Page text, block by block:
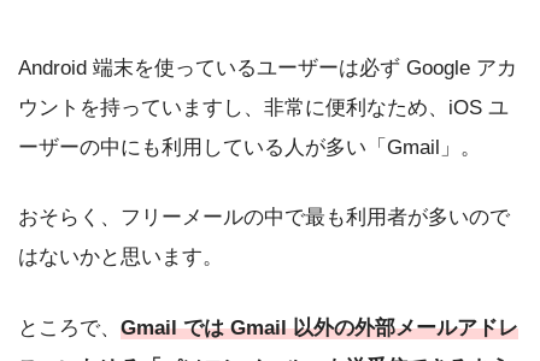
Android 端末を使っているユーザーは必ず Google アカ
ウントを持っていますし、非常に便利なため、iOS ユ
ーザーの中にも利用している人が多い「Gmail」。
おそらく、フリーメールの中で最も利用者が多いので
はないかと思います。
ところで、 Gmail では Gmail 以外の外部メールアドレ